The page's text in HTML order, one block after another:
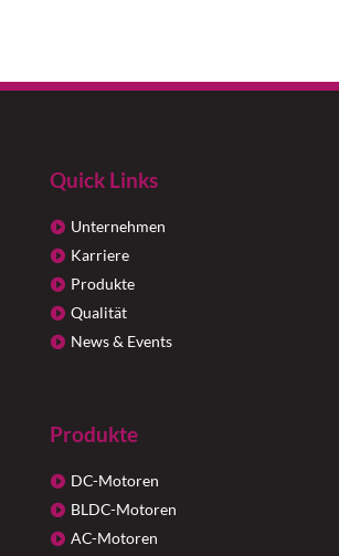
Quick Links
Unternehmen
Karriere
Produkte
Qualität
News & Events
Produkte
DC-Motoren
BLDC-Motoren
AC-Motoren